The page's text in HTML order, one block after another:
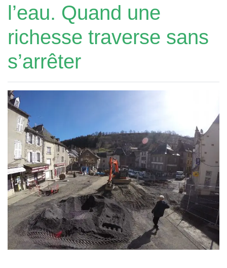
l’eau. Quand une
richesse traverse sans
s’arrêter